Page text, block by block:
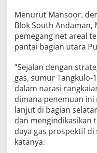
Menurut Mansoor,
Blok South Andaman,
pemegang net areal
pantai bagian utara
“Sejalan dengan
gas, sumur
dalam narasi
dimana penemuan
lanjut di bagian
dan mengindikasikan
daya gas prospektif
katanya.